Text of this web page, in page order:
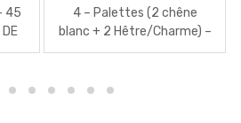
:
45
M3
prix
initial
était :
prix
actuel
est :
4 – Palettes (2 chêne
blanc + 2 Hêtre/Charme) –
Bûches de 40 cm